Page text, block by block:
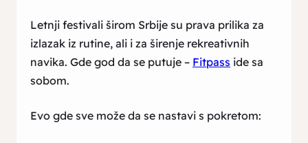
Letnji festivali širom Srbije su prava prilika za
izlazak iz rutine, ali i za širenje rekreativnih
navika. Gde god da se putuje – Fitpass ide sa
sobom.
Evo gde sve može da se nastavi s pokretom: